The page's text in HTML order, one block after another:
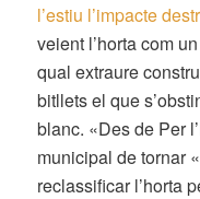
l’estiu l’impacte
veient l’horta com
qual extraure
bitllets el que
blanc. «Des de Per
municipal de tornar
reclassificar l’horta